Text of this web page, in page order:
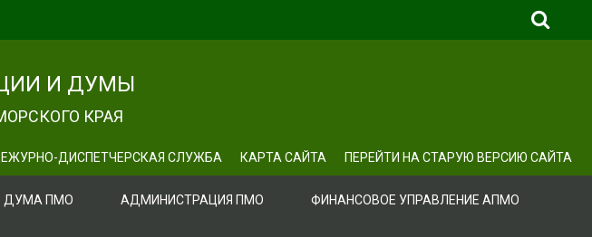
И ДУМЫ
КРАЯ
ДИСПЕТЧЕРСКАЯ СЛУЖБА КАРТА САЙТА ПЕРЕЙТИ НА СТАРУЮ ВЕРСИЮ САЙТА
ДУМА ПМО АДМИНИСТРАЦИЯ ПМО ФИНАНСОВОЕ УПРАВЛЕНИЕ АПМО